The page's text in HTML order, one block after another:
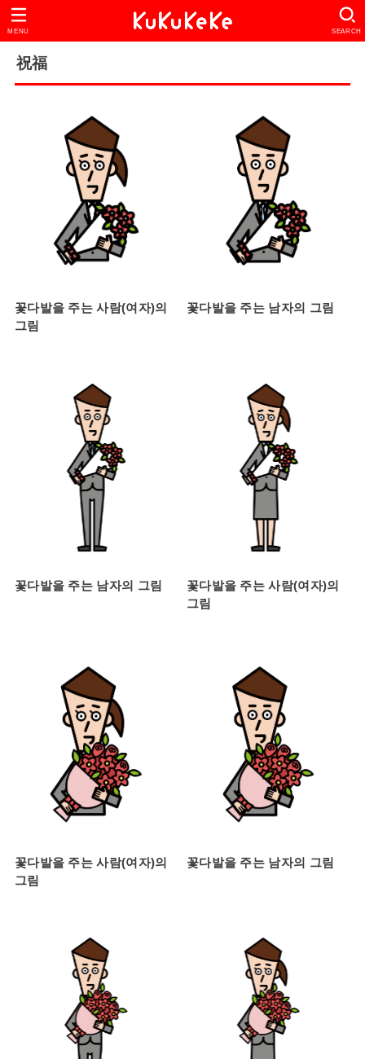
SEARCH
MENU
祝福
꽃다발을 주는 사람(여자)의
그림
꽃다발을 주는 남자의 그림
꽃다발을 주는 남자의 그림
꽃다발을 주는 사람(여자)의
그림
꽃다발을 주는 사람(여자)의
그림
꽃다발을 주는 남자의 그림